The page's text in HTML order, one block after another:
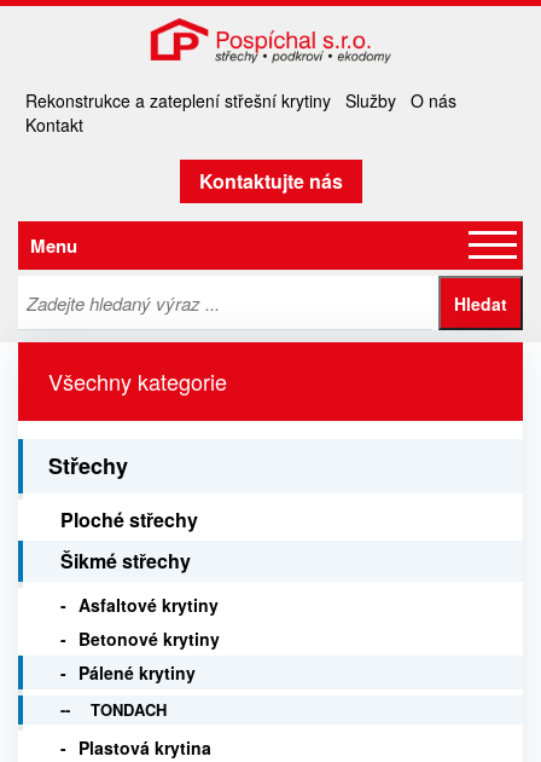
Rekonstrukce a zateplení střešní krytiny Služby O nás
Kontakt
Kontaktujte nás
Menu
Všechny kategorie
Střechy
Ploché střechy
Šikmé střechy
Asfaltové krytiny
Betonové krytiny
Pálené krytiny
TONDACH
Plastová krytina